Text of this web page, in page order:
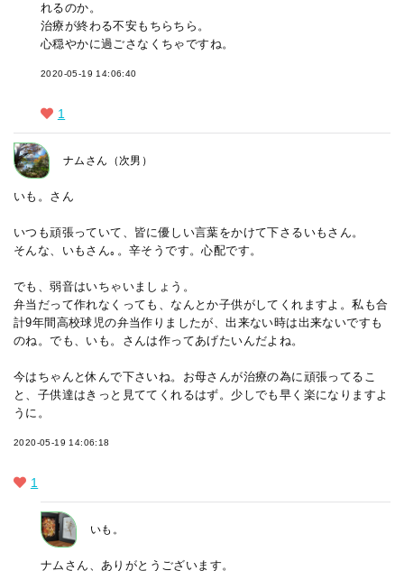
れるのか。
治療が終わる不安もちらちら。
心穏やかに過ごさなくちゃですね。
2020-05-19 14:06:40
1
ナムさん（次男）
いも。さん
いつも頑張っていて、皆に優しい言葉をかけて下さるいもさん。
そんな、いもさん｡。辛そうです。心配です。
でも、弱音はいちゃいましょう。
弁当だって作れなくっても、なんとか子供がしてくれますよ。私も合
計9年間高校球児の弁当作りましたが、出来ない時は出来ないですも
のね。でも、いも。さんは作ってあげたいんだよね。
今はちゃんと休んで下さいね。お母さんが治療の為に頑張ってるこ
と、子供達はきっと見ててくれるはず。少しでも早く楽になりますよ
うに。
2020-05-19 14:06:18
1
いも。
ナムさん、ありがとうございます。